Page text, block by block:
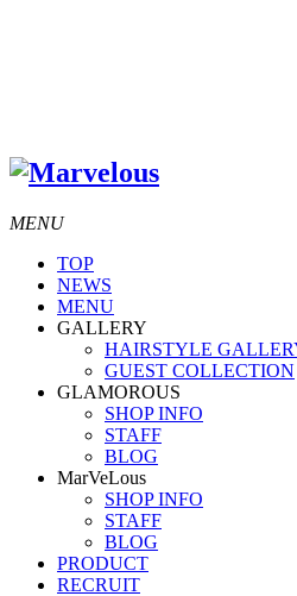
MENU
TOP
NEWS
MENU
GALLERY
HAIRSTYLE
GUEST COLLECTION
GLAMOROUS
SHOP INFO
STAFF
BLOG
MarVeLous
SHOP INFO
STAFF
BLOG
PRODUCT
RECRUIT